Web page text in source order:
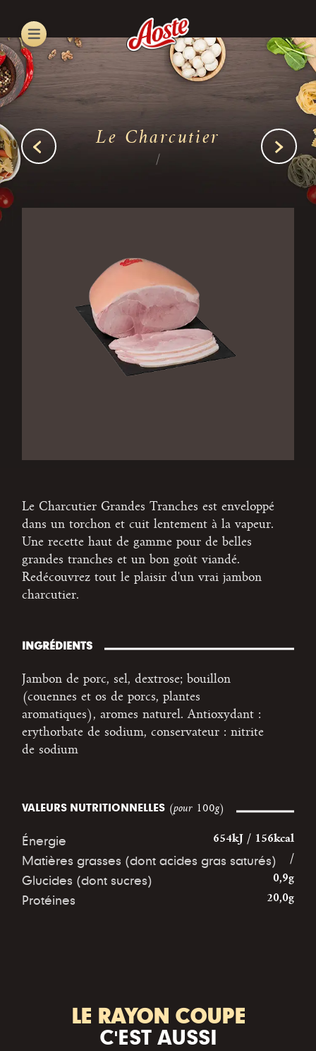
main
content
Le Charcutier
/
Le Charcutier Grandes Tranches est enveloppé
dans un torchon et cuit lentement à la vapeur.
Une recette haut de gamme pour de belles
grandes tranches et un bon goût viandé.
Redécouvrez tout le plaisir d'un vrai jambon
charcutier.
INGRÉDIENTS
Jambon de porc, sel, dextrose; bouillon
(couennes et os de porcs, plantes
aromatiques), aromes naturel. Antioxydant :
erythorbate de sodium, conservateur : nitrite
de sodium
VALEURS NUTRITIONNELLES (pour 100g)
Énergie 654kJ / 156kcal
Matières grasses (dont acides gras saturés) /
Glucides (dont sucres) 0,9g
Protéines 20,0g
LE RAYON COUPE
C'EST AUSSI